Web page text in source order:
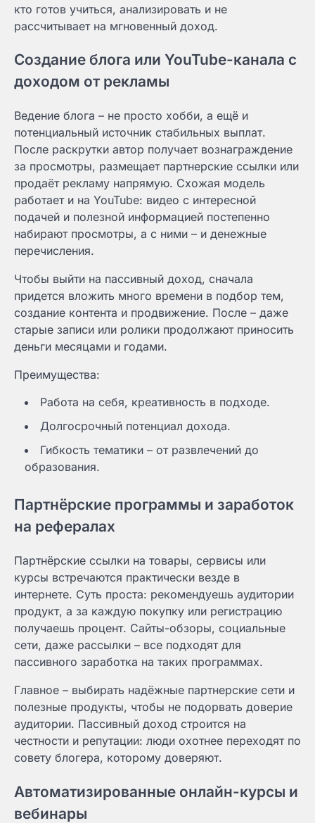
кто готов учиться, анализировать и не
рассчитывает на мгновенный доход.
Создание блога или YouTube-канала с
доходом от рекламы
Ведение блога – не просто хобби, а ещё и
потенциальный источник стабильных выплат.
После раскрутки автор получает вознаграждение
за просмотры, размещает партнерские ссылки или
продаёт рекламу напрямую. Схожая модель
работает и на YouTube: видео с интересной
подачей и полезной информацией постепенно
набирают просмотры, а с ними – и денежные
перечисления.
Чтобы выйти на пассивный доход, сначала
придется вложить много времени в подбор тем,
создание контента и продвижение. После – даже
старые записи или ролики продолжают приносить
деньги месяцами и годами.
Преимущества:
Работа на себя, креативность в подходе.
Долгосрочный потенциал дохода.
Гибкость тематики – от развлечений до
образования.
Партнёрские программы и заработок
на рефералах
Партнёрские ссылки на товары, сервисы или
курсы встречаются практически везде в
интернете. Суть проста: рекомендуешь аудитории
продукт, а за каждую покупку или регистрацию
получаешь процент. Сайты-обзоры, социальные
сети, даже рассылки – все подходят для
пассивного заработка на таких программах.
Главное – выбирать надёжные партнерские сети и
полезные продукты, чтобы не подорвать доверие
аудитории. Пассивный доход строится на
честности и репутации: люди охотнее переходят по
совету блогера, которому доверяют.
Автоматизированные онлайн-курсы и
вебинары